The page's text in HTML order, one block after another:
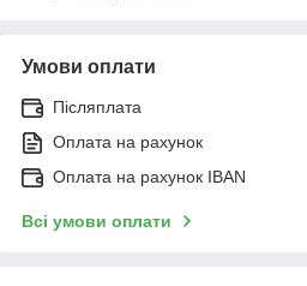
Умови оплати
Післяплата
Оплата на рахунок
Оплата на рахунок IBAN
Всі умови оплати